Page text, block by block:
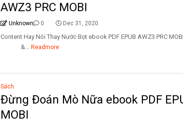
AWZ3 PRC MOBI
Unknown 0 Dec 31, 2020
Content Hay Nói Thay Nước Bọt ebook PDF EPUB AWZ3 PRC
&... Readmore
Sách
Đừng Đoán Mò Nữa ebook PDF
MOBI